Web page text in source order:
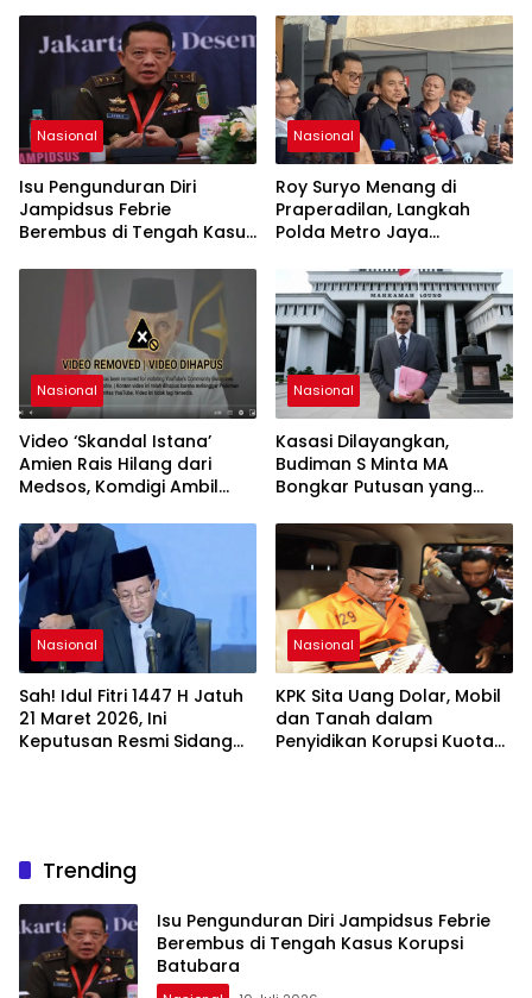
Nasional
Isu Pengunduran Diri
Jampidsus Febrie
Berembus di Tengah Kasus
Nasional
Roy Suryo Menang di
Praperadilan, Langkah
Polda Metro Jaya
Nasional
Video ‘Skandal Istana’
Amien Rais Hilang dari
Medsos, Komdigi Ambil
Nasional
Kasasi Dilayangkan,
Budiman S Minta MA
Bongkar Putusan yang
Nasional
Sah! Idul Fitri 1447 H Jatuh
21 Maret 2026, Ini
Keputusan Resmi Sidang
Nasional
KPK Sita Uang Dolar, Mobil
dan Tanah dalam
Penyidikan Korupsi Kuota
Trending
Isu Pengunduran Diri Jampidsus Febrie
Berembus di Tengah Kasus Korupsi
Batubara